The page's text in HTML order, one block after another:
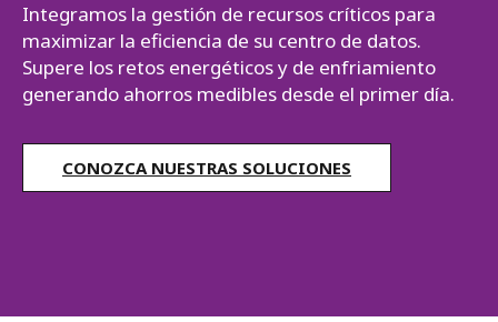
Integramos la gestión de recursos críticos para
maximizar la eficiencia de su centro de datos.
Supere los retos energéticos y de enfriamiento
generando ahorros medibles desde el primer día.
CONOZCA NUESTRAS SOLUCIONES